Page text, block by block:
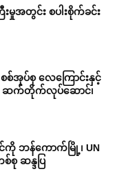
မှုအတွင်း စပါးစိုက်ခင်း
အုပ်စု လေကြောင်းနှင့်
က်တိုက်လုပ်ဆောင်၊
ကို ဘန်ကောက်မြို့၊ UN
စု ဆန္ဒပြ